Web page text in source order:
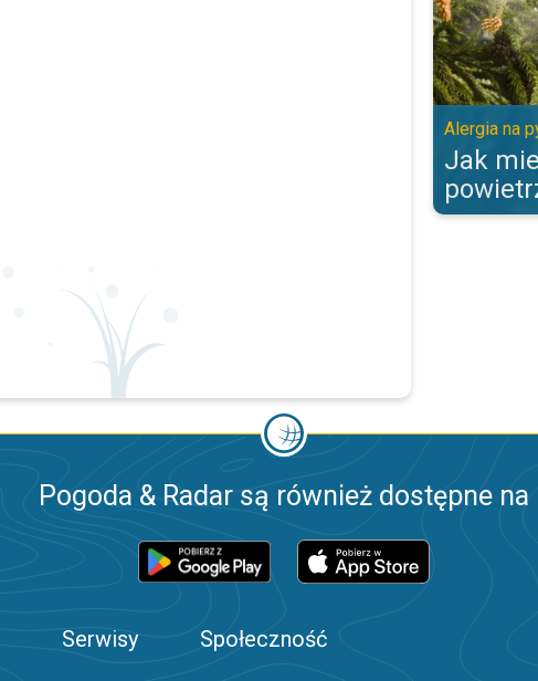
Alergia na
Jak
Pogoda & Radar są również dostępne na
Serwisy Społeczność